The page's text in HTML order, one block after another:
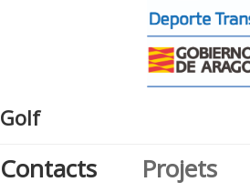
Golf
Contacts Projets